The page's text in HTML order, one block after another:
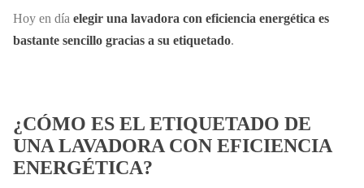
Hoy en día elegir una lavadora con eficiencia energética es
bastante sencillo gracias a su etiquetado.
¿CÓMO ES EL ETIQUETADO DE
UNA LAVADORA CON EFICIENCIA
ENERGÉTICA?